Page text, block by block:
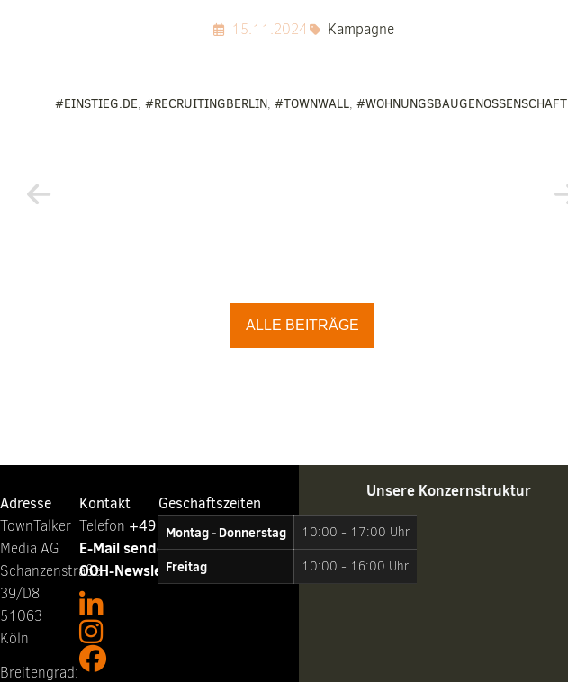
15.11.2024 Kampagne
#EINSTIEG.DE, #RECRUITINGBERLIN, #TOWNWALL, #WOHNUNGSBAUGENOSSENSCHAFT
ALLE BEITRÄGE
Adresse
TownTalker
Media AG
Schanzenstraße
39/D8
51063
Köln
Breitengrad:
Kontakt
Telefon ‭ +49 221 65064-0
E-Mail senden
OOH-Newsletter abonnieren
Geschäftszeiten
Montag - Donnerstag
10:00 - 17:00 Uhr
Freitag 10:00 - 16:00 Uhr
Unsere Konzernstruktur